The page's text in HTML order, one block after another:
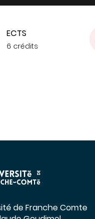
ECTS
6 crédits
de Franche Comte